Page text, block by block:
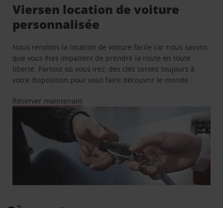
Viersen location de voiture
personnalisée
Nous rendons la location de voiture facile car nous savons
que vous êtes impatient de prendre la route en toute
liberté. Partout où vous irez, des clés seront toujours à
votre disposition pour vous faire découvrir le monde.
Réserver maintenant